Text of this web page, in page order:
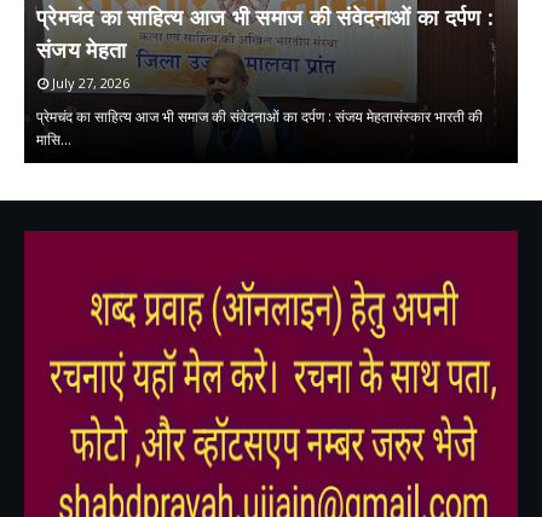
प्रेमचंद का साहित्य आज भी समाज की संवेदनाओं का दर्पण :
संजय मेहता
July 27, 2026
प्रेमचंद का साहित्य आज भी समाज की संवेदनाओं का दर्पण : संजय मेहतासंस्कार भारती की
मासि…